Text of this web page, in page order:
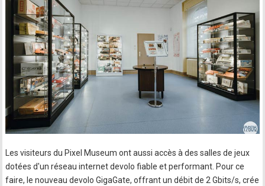
Les visiteurs du Pixel Museum ont aussi accès à des salles de jeux
dotées d'un réseau internet devolo fiable et performant. Pour ce
faire, le nouveau devolo GigaGate, offrant un débit de 2 Gbits/s, crée